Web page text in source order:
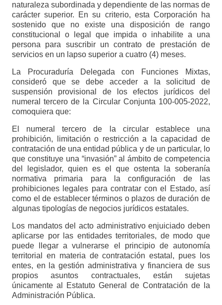
naturaleza subordinada y dependiente de las normas de
carácter superior. En su criterio, esta Corporación ha
sostenido que no existe una disposición de rango
constitucional o legal que impida o inhabilite a una
persona para suscribir un contrato de prestación de
servicios en un lapso superior a cuatro (4) meses.
La Procuraduría Delegada con Funciones Mixtas,
consideró que se debe acceder a la solicitud de
suspensión provisional de los efectos jurídicos del
numeral tercero de la Circular Conjunta 100-005-2022,
comoquiera que:
El numeral tercero de la circular establece una
prohibición, limitación o restricción a la capacidad de
contratación de una entidad pública y de un particular, lo
que constituye una “invasión” al ámbito de competencia
del legislador, quien es el que ostenta la soberanía
normativa primaria para la configuración de las
prohibiciones legales para contratar con el Estado, así
como el de establecer términos o plazos de duración de
algunas tipologías de negocios jurídicos estatales.
Los mandatos del acto administrativo enjuiciado deben
aplicarse por las entidades territoriales, de modo que
puede llegar a vulnerarse el principio de autonomía
territorial en materia de contratación estatal, pues los
entes, en la gestión administrativa y financiera de sus
propios asuntos contractuales, están sujetas
únicamente al Estatuto General de Contratación de la
Administración Pública.